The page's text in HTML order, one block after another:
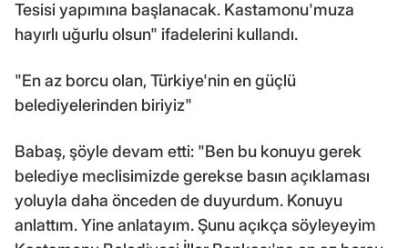
Tesisi yapımına başlanacak. Kastamonu'muza
hayırlı uğurlu olsun" ifadelerini kullandı.
"En az borcu olan, Türkiye'nin en güçlü
belediyelerinden biriyiz"
Babaş, şöyle devam etti: "Ben bu konuyu gerek
belediye meclisimizde gerekse basın açıklaması
yoluyla daha önceden de duyurdum. Konuyu
anlattım. Yine anlatayım. Şunu açıkça söyleyeyim